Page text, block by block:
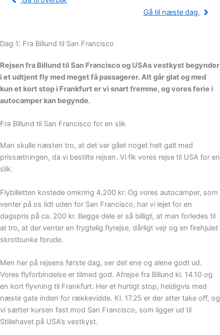
Gå til næste dag
Dag 1: Fra Billund til San Francisco
Rejsen fra Billund til San Francisco og USAs vestkyst begynder
i et udtjent fly med meget få passagerer. Alt går glat og med
kun et kort stop i Frankfurt er vi snart fremme, og vores ferie i
autocamper kan begynde.
Fra Billund til San Francisco for en slik
Man skulle næsten tro, at det var gået noget helt galt med
prissætningen, da vi bestilte rejsen. Vi fik vores rejse til USA for en
slik.
Flybilletten kostede omkring 4.200 kr. Og vores autocamper, som
venter på os lidt uden for San Francisco, har vi lejet for en
dagspris på ca. 200 kr. Begge dele er så billigt, at man forledes til
at tro, at der venter en frygtelig flyrejse, dårligt vejr og en firehjulet
skrotbunke forude.
Men her på rejsens første dag, ser det ene og alene godt ud.
Vores flyforbindelse er tilmed god. Afrejse fra Billund kl. 14.10 og
en kort flyvning til Frankfurt. Her et hurtigt stop, heldigvis med
næste gate inden for rækkevidde. Kl. 17.25 er der atter take off, og
vi sætter kursen fast mod San Francisco, som ligger ud til
Stillehavet på USA’s vestkyst.